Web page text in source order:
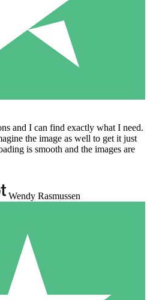
and I can find exactly what I need.
the image as well to get it just
is smooth and the images are
Wendy Rasmussen